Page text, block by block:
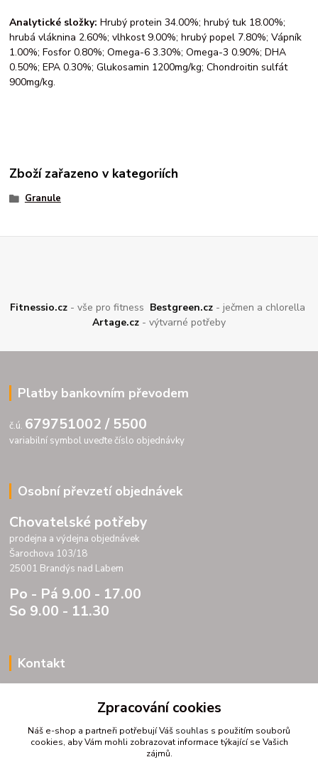
Analytické složky: Hrubý protein 34.00%; hrubý tuk 18.00%;
hrubá vláknina 2.60%; vlhkost 9.00%; hrubý popel 7.80%; Vápník
1.00%; Fosfor 0.80%; Omega-6 3.30%; Omega-3 0.90%; DHA
0.50%; EPA 0.30%; Glukosamin 1200mg/kg; Chondroitin sulfát
900mg/kg.
Zboží zařazeno v kategoriích
Granule
Fitnessio.cz - vše pro fitness Bestgreen.cz - ječmen a chlorella
Artage.cz - výtvarné potřeby
Platby bankovním převodem
č.ú. 679751002 / 5500
variabilní symbol uveďte číslo objednávky
Osobní převzetí objednávek
Chovatelské potřeby
prodejna a výdejna objednávek
Šarochova 103/18
25001 Brandýs nad Labem
Po - Pá 9.00 - 17.00
So 9.00 - 11.30
Kontakt
DIC CZ07175833
Šarochova 103/18
Zpracování cookies
Náš e-shop a partneři potřebují Váš souhlas s použitím souborů
cookies, aby Vám mohli zobrazovat informace týkající se Vašich
zájmů.